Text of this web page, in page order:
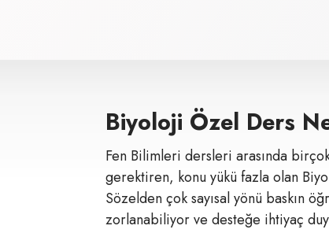
Biyoloji Özel Ders
Fen Bilimleri dersleri arasında
gerektiren, konu yükü fazla olan
Sözelden çok sayısal yönü baskın
zorlanabiliyor ve desteğe ihtiyaç